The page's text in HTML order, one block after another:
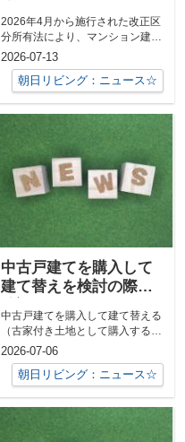
2026年4月から施行された改正区
分所有法により、マンション建て
替えの決議要件が緩和されまし
た。これ...
2026-07-13
朝日リビング：ニュース☆
中古戸建てを購入して
建て替えを検討の際に
中古戸建てを購入して建て替える
（古家付き土地として購入する）
場合は、まずその土地に新しい家
を建てられ...
2026-07-06
朝日リビング：ニュース☆